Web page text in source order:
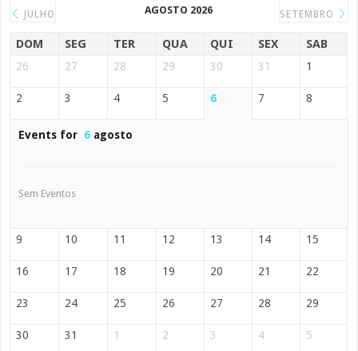
JULHO AGOSTO 2026 SETEMBRO
DOM SEG TER QUA QUI SEX SAB
26 27 28 29 30 31 1
2 3 4 5 6 7 8
Events for 6 agosto
Sem Eventos
9 10 11 12 13 14 15
16 17 18 19 20 21 22
23 24 25 26 27 28 29
30 31 1 2 3 4 5